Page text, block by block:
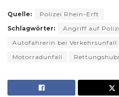
Quelle:
Polizei Rhein-Erft
Schlagwörter:
Angriff auf
Autofahrerin bei
Motorradunfall